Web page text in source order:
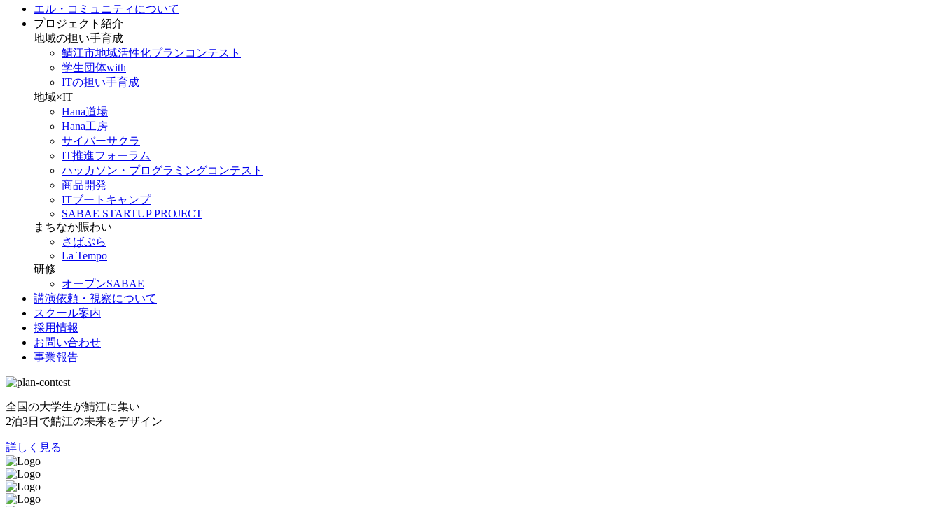
エル・コミュニティについて
プロジェクト紹介
地域の担い手育成
鯖江市地域活性化プランコンテスト
学生団体with
ITの担い手育成
地域×IT
Hana道場
Hana工房
サイバーサクラ
IT推進フォーラム
ハッカソン・プログラミングコンテスト
商品開発
ITブートキャンプ
SABAE STARTUP PROJECT
まちなか賑わい
さばぷら
La Tempo
研修
オープンSABAE
講演依頼・視察について
スクール案内
採用情報
お問い合わせ
事業報告
全国の大学生が鯖江に集い
2泊3日で鯖江の未来をデザイン
詳しく見る